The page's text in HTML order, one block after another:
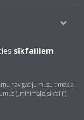
sīkfailiem
navigāciju mūsu tīmekļa
(„minimālie sīkfaili”).